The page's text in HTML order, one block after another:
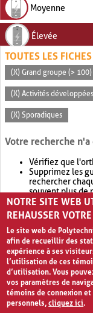
Moyenne
Élevée
TOUTES LES
(X) Grand groupe (> 100)
(X) Activités
(X) Sporadiques
Votre recherche
Vérifiez que
Supprimez les
rechercher
souvent plus de
Envisagez
retournera
NOTRE SITE WEB
REHAUSSER
Le site web de
afin de recueillir des
expérience à ses
l’utilisation de ces
d’utilisation. Vous
vos paramètres de
témoins de connexion
personnels,cliquez ici.